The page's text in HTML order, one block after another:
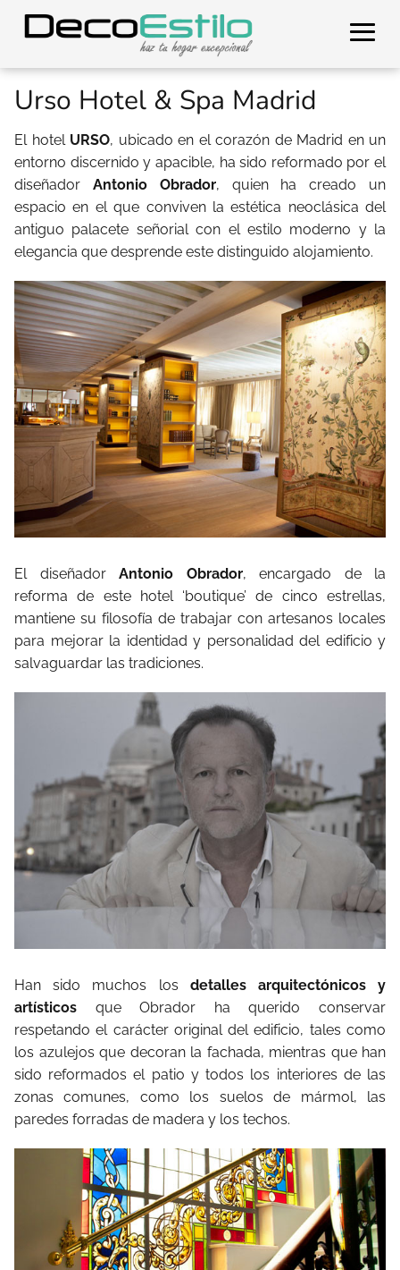
Urso Hotel & Spa Madrid
El hotel URSO, ubicado en el corazón de Madrid en un
entorno discernido y apacible, ha sido reformado por el
diseñador Antonio Obrador, quien ha creado un
espacio en el que conviven la estética neoclásica del
antiguo palacete señorial con el estilo moderno y la
elegancia que desprende este distinguido alojamiento.
El diseñador Antonio Obrador, encargado de la
reforma de este hotel ‘boutique’ de cinco estrellas,
mantiene su filosofía de trabajar con artesanos locales
para mejorar la identidad y personalidad del edificio y
salvaguardar las tradiciones.
Han sido muchos los detalles arquitectónicos y
artísticos que Obrador ha querido conservar
respetando el carácter original del edificio, tales como
los azulejos que decoran la fachada, mientras que han
sido reformados el patio y todos los interiores de las
zonas comunes, como los suelos de mármol, las
paredes forradas de madera y los techos.